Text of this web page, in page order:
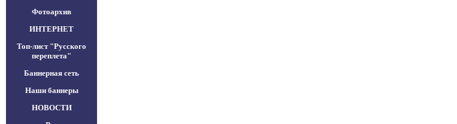
Фотоархив
ИНТЕРНЕТ
Топ-лист "Русского
переплета"
Баннерная сеть
Наши баннеры
НОВОСТИ